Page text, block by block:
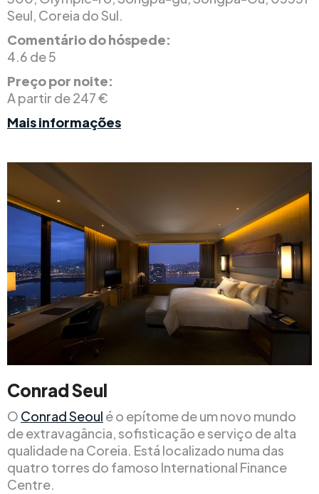
Seul, Coreia do Sul.
Comentário do hóspede:
4.6 de 5
Preço por noite:
A partir de 247 €
Mais informações
Conrad Seul
O Conrad Seoul é o epítome de um novo mundo
de extravagância, sofisticação e serviço de alta
qualidade na Coreia. Está localizado numa das
quatro torres do famoso International Finance
Centre.